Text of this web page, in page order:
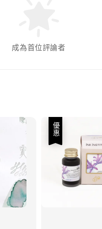
成為首位評論者
優惠